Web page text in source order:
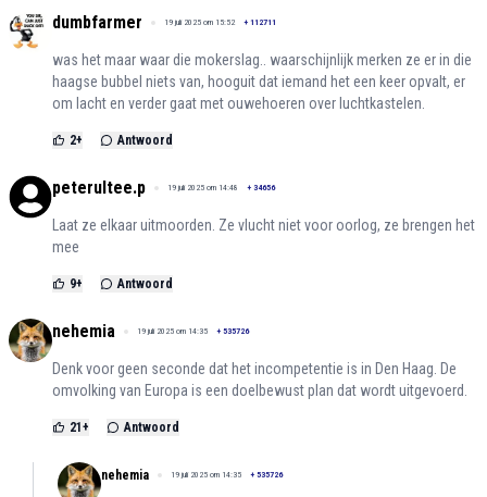
dumbfarmer 19 juli 2025 om 15:52 + 112711
was het maar waar die mokerslag.. waarschijnlijk merken ze er in die
haagse bubbel niets van, hooguit dat iemand het een keer opvalt, er
om lacht en verder gaat met ouwehoeren over luchtkastelen.
2+ Antwoord
peterultee.p 19 juli 2025 om 14:48 + 34656
Laat ze elkaar uitmoorden. Ze vlucht niet voor oorlog, ze brengen het
mee
9+ Antwoord
nehemia 19 juli 2025 om 14:35 + 535726
Denk voor geen seconde dat het incompetentie is in Den Haag. De
omvolking van Europa is een doelbewust plan dat wordt uitgevoerd.
21+ Antwoord
nehemia 19 juli 2025 om 14:35 + 535726